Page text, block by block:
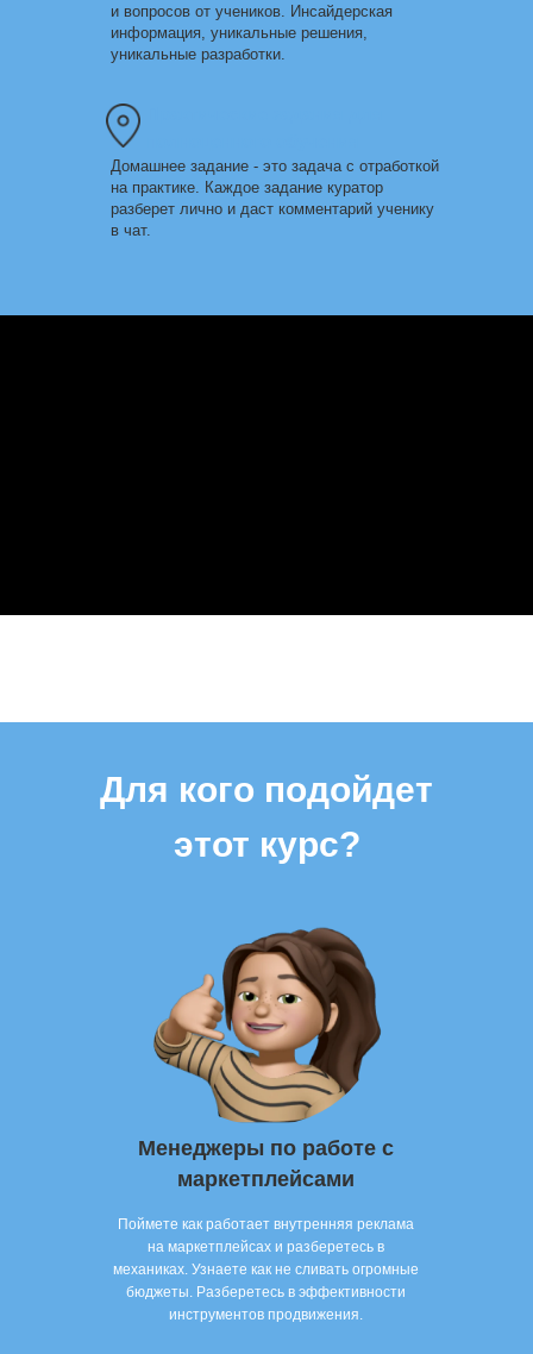
и вопросов от учеников. Инсайдерская
информация, уникальные решения,
уникальные разработки.
Домашнее задание - это задача с отработкой
на практике. Каждое задание куратор
разберет лично и даст комментарий ученику
в чат.
Поймете как работает внутренняя реклама
на маркетплейсах и разберетесь в
механиках. Узнаете как не сливать огромные
бюджеты. Разберетесь в эффективности
инструментов продвижения.
Менеджеры по работе с
маркетплейсами
Для кого подойдет
этот курс?